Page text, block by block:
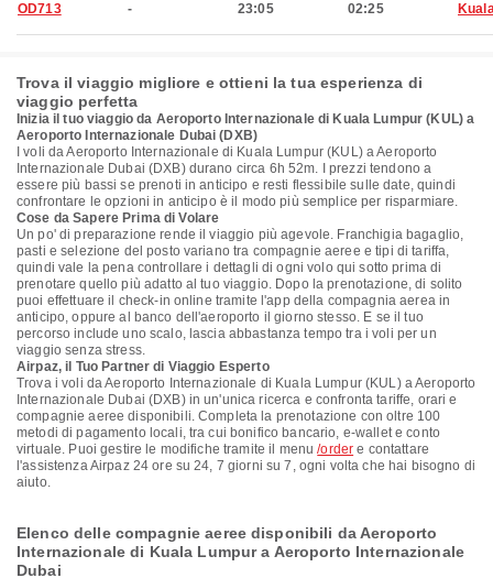
OD713 - 23:05 02:25
Trova il viaggio migliore e ottieni la tua esperienza di
viaggio perfetta
Inizia il tuo viaggio da Aeroporto Internazionale di Kuala Lumpur (KUL) a
Aeroporto Internazionale Dubai (DXB)
I voli da Aeroporto Internazionale di Kuala Lumpur (KUL) a Aeroporto
Internazionale Dubai (DXB) durano circa 6h 52m. I prezzi tendono a
essere più bassi se prenoti in anticipo e resti flessibile sulle date, quindi
confrontare le opzioni in anticipo è il modo più semplice per risparmiare.
Cose da Sapere Prima di Volare
Un po' di preparazione rende il viaggio più agevole. Franchigia bagaglio,
pasti e selezione del posto variano tra compagnie aeree e tipi di tariffa,
quindi vale la pena controllare i dettagli di ogni volo qui sotto prima di
prenotare quello più adatto al tuo viaggio. Dopo la prenotazione, di solito
puoi effettuare il check-in online tramite l'app della compagnia aerea in
anticipo, oppure al banco dell'aeroporto il giorno stesso. E se il tuo
percorso include uno scalo, lascia abbastanza tempo tra i voli per un
viaggio senza stress.
Airpaz, il Tuo Partner di Viaggio Esperto
Trova i voli da Aeroporto Internazionale di Kuala Lumpur (KUL) a Aeroporto
Internazionale Dubai (DXB) in un'unica ricerca e confronta tariffe, orari e
compagnie aeree disponibili. Completa la prenotazione con oltre 100
metodi di pagamento locali, tra cui bonifico bancario, e-wallet e conto
virtuale. Puoi gestire le modifiche tramite il menu/order e contattare
l'assistenza Airpaz 24 ore su 24, 7 giorni su 7, ogni volta che hai bisogno di
aiuto.
Elenco delle compagnie aeree disponibili da Aeroporto
Internazionale di Kuala Lumpur a Aeroporto Internazionale
Dubai